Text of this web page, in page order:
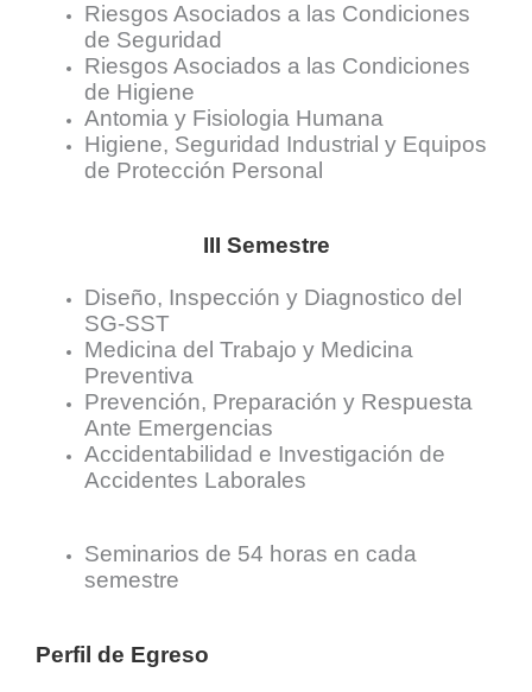
Riesgos Asociados a las Condiciones
de Seguridad
Riesgos Asociados a las Condiciones
de Higiene
Antomia y Fisiologia Humana
Higiene, Seguridad Industrial y Equipos
de Protección Personal
III Semestre
Diseño, Inspección y Diagnostico del
SG-SST
Medicina del Trabajo y Medicina
Preventiva
Prevención, Preparación y Respuesta
Ante Emergencias
Accidentabilidad e Investigación de
Accidentes Laborales
Seminarios de 54 horas en cada
semestre
Perfil de Egreso